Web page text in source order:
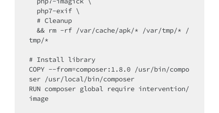
tmp/*
# Install library
COPY --from=composer:1.8.0 /usr/bin/compo
ser /usr/local/bin/composer
RUN composer global require intervention/
image